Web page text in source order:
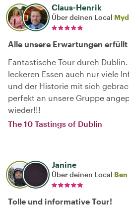
Claus-Henrik
Über deinen Local
Alle unsere Erwartungen erfüllt
Fantastische Tour durch
leckeren Essen auch nur viele
und der Historie mit sich
perfekt an unsere Gruppe
wieder!!!
The 10 Tastings of Dublin
Janine
Über deinen Local Ben
Tolle und informative Tour!